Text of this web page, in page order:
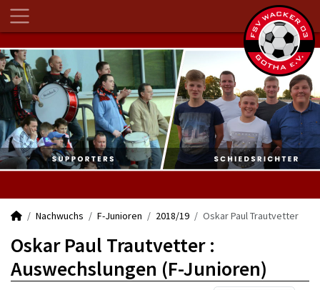
Nachwuchs F-Junioren 2018/19 Oskar Paul Trautvetter
Oskar Paul Trautvetter :
Auswechslungen (F-Junioren)